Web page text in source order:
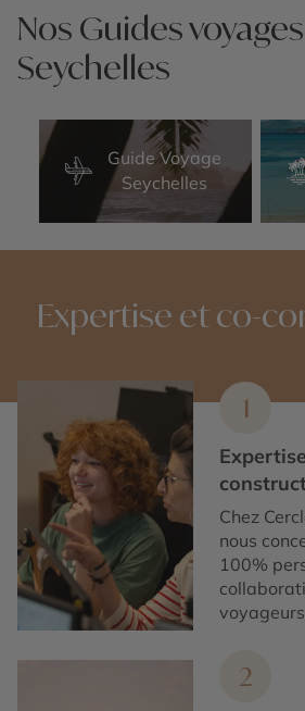
Nos Guides
Seychelles
Guide Voyage
Seychelles
Expertise et co-
1
Chez
nous
100%
2